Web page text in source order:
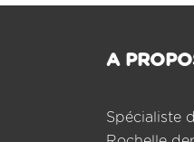
A
Spécialiste